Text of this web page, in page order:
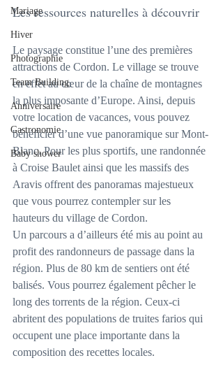
Mariage
Hiver
Photographie
Team Building
Anniversaire
Gastronomie
Baby shower
Les ressources naturelles à découvrir
Le paysage constitue l’une des premières
attractions de Cordon. Le village se trouve
en effet au cœur de la chaîne de montagnes
la plus imposante d’Europe. Ainsi, depuis
votre location de vacances, vous pouvez
bénéficier d’une vue panoramique sur Mont-
Blanc. Pour les plus sportifs, une randonnée
à Croise Baulet ainsi que les massifs des
Aravis offrent des panoramas majestueux
que vous pourrez contempler sur les
hauteurs du village de Cordon.
Un parcours a d’ailleurs été mis au point au
profit des randonneurs de passage dans la
région. Plus de 80 km de sentiers ont été
balisés. Vous pourrez également pêcher le
long des torrents de la région. Ceux-ci
abritent des populations de truites farios qui
occupent une place importante dans la
composition des recettes locales.